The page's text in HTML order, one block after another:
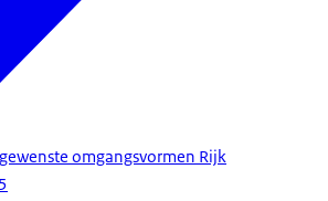
omgangsvormen Rijk